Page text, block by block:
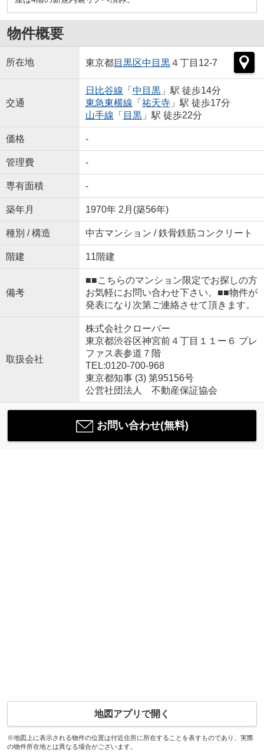
物件概要
所在地 東京都目黒区中目黒４丁目12-7
交通
日比谷線 「 中目黒」駅 徒歩14分
東急東横線 「 祐天寺」駅 徒歩17分
山手線 「 目黒」駅 徒歩22分
価格 -
管理費 -
専有面積 -
築年月 1970年 2月(築56年)
種別 / 構造 中古マンション / 鉄骨鉄筋コンクリート
階建 11階建
備考
■■こちらのマンション限定でお探しの方
お気軽にお問い合わせ下さい。■■物件が
発表になり次第ご連絡させて頂きます。
取扱会社
株式会社クローバー
東京都渋谷区神宮前４丁目１１ー６ プレ
ファス表参道７階
TEL:0120-700-968
東京都知事 (3) 第95156号
公営社団法人 不動産保証協会
お問い合わせ(無料)
地図アプリで開く
※地図上に表示される物件の位置は付近住所に所在することを表すものであり、実際
の物件所在地とは異なる場合がございます。